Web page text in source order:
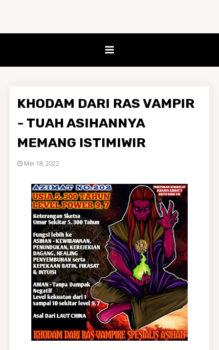
KHODAM DARI RAS VAMPIR
- TUAH ASIHANNYA
MEMANG ISTIMIWIR
Mei 18, 2022